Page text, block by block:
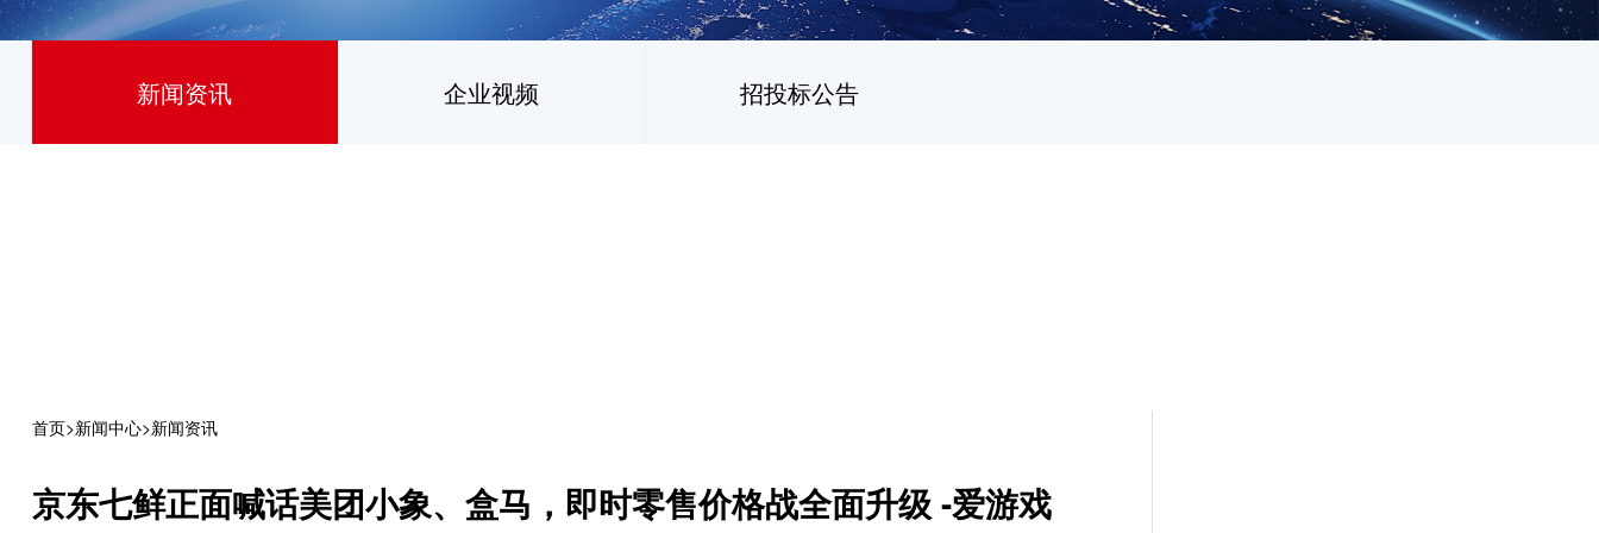
新闻资讯 企业视频 招投标公告
首页>新闻中心>新闻资讯
京东七鲜正面喊话美团小象、盒马，即时零售价格战全面升级 -爱游戏